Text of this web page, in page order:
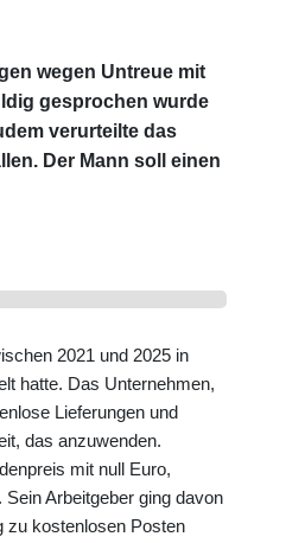
wegen Untreue mit
gesprochen wurde
verurteilte das
Der Mann soll einen
2021 und 2025 in
hatte. Das Unternehmen,
Lieferungen und
das anzuwenden.
mit null Euro,
Arbeitgeber ging davon
zu kostenlosen Posten